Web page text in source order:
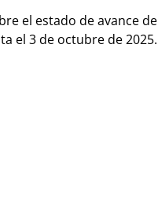
el estado de avance
el 3 de octubre de 2025.